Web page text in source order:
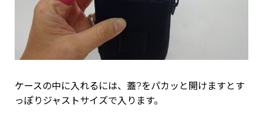
ケースの中に入れるには、蓋?をパカッと開けますとす
っぽりジャストサイズで入ります。